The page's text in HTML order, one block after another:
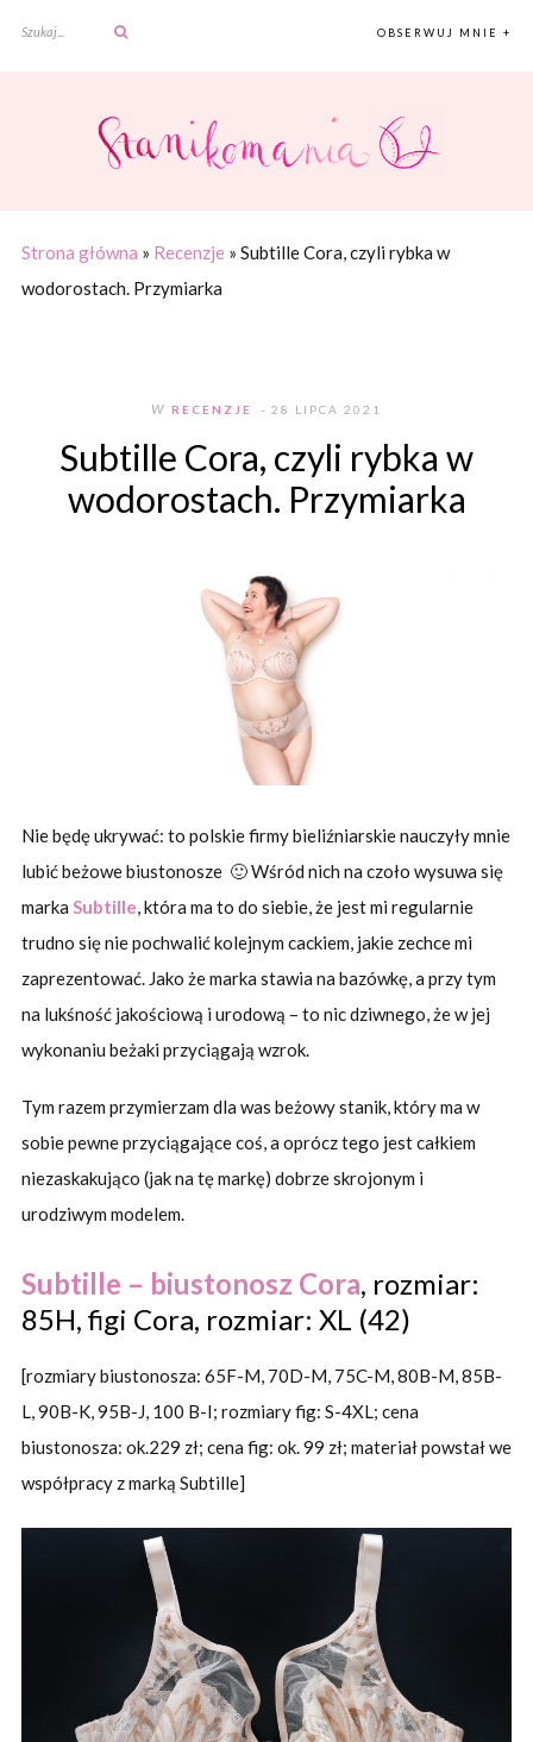
OBSERWUJ MNIE +
Strona główna » Recenzje » Subtille Cora, czyli rybka w
wodorostach. Przymiarka
W RECENZJE - 28 LIPCA 2021
Subtille Cora, czyli rybka w
wodorostach. Przymiarka
Nie będę ukrywać: to polskie firmy bieliźniarskie nauczyły mnie
lubić beżowe biustonosze 🙂 Wśród nich na czoło wysuwa się
marka Subtille, która ma to do siebie, że jest mi regularnie
trudno się nie pochwalić kolejnym cackiem, jakie zechce mi
zaprezentować. Jako że marka stawia na bazówkę, a przy tym
na lukśność jakościową i urodową – to nic dziwnego, że w jej
wykonaniu beżaki przyciągają wzrok.
Tym razem przymierzam dla was beżowy stanik, który ma w
sobie pewne przyciągające coś, a oprócz tego jest całkiem
niezaskakująco (jak na tę markę) dobrze skrojonym i
urodziwym modelem.
Subtille – biustonosz Cora, rozmiar:
85H, figi Cora, rozmiar: XL (42)
[rozmiary biustonosza: 65F-M, 70D-M, 75C-M, 80B-M, 85B-
L, 90B-K, 95B-J, 100 B-I; rozmiary fig: S-4XL; cena
biustonosza: ok.229 zł; cena fig: ok. 99 zł; materiał powstał we
współpracy z marką Subtille]